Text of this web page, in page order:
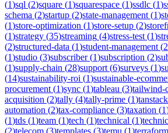
(1)sql (2)square (1)squarespace (1)ssdlc (1)
schema (2)startup (2)state-management (1)
(1)store-optimization (1)store-setup (2)
(1)strategy (35)streaming (4)stress-test (1)
(2)structured-data (1)student-management (2
(1)studio (3)subscriber(1)subscription (2)
(1)supply-chain (28)support (6)surveys (1)
(14)sustainability-roi (1)sustainable-
procurement (1)sync (1)tableau (3)tailwind-
acquisition (2)tally (4)tally-prime (1)tanstack
automation (2)tax-compliance (3)taxation (1
(1)tds (1)team (1)tech (1)technical (1)
(2)telecom (3)templates (3)temu (1)terraform